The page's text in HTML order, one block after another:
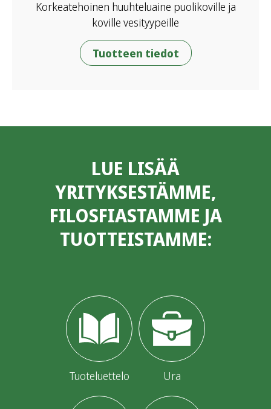
Korkeatehoinen huuhteluaine puolikoville ja
koville vesityypeille
Tuotteen tiedot
LUE LISÄÄ
YRITYKSESTÄMME,
FILOSFIASTAMME JA
TUOTTEISTAMME:
Tuoteluettelo Ura